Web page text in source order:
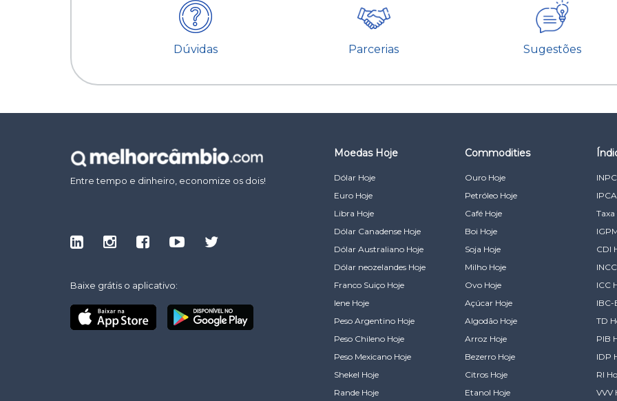
Dúvidas Parcerias Sugestões
Entre tempo e dinheiro, economize os dois!
Baixe grátis o aplicativo:
Moedas Hoje
Dólar Hoje
Euro Hoje
Libra Hoje
Dólar Canadense Hoje
Dólar Australiano Hoje
Dólar neozelandes Hoje
Franco Suiço Hoje
Iene Hoje
Peso Argentino Hoje
Peso Chileno Hoje
Peso Mexicano Hoje
Shekel Hoje
Rande Hoje
Commodities
Ouro Hoje
Petróleo Hoje
Café Hoje
Boi Hoje
Soja Hoje
Milho Hoje
Ovo Hoje
Açúcar Hoje
Algodão Hoje
Arroz Hoje
Bezerro Hoje
Citros Hoje
Etanol Hoje
Taxa
CDI
ICC
IBC-
TD
PIB
IDP
RI
VVV